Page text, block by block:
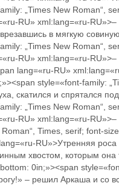
„Times New Roman“,
RU» xml:lang=«ru-
в мягкую
„Times New Roman“,
RU» xml:lang=«ru-
lang=«ru-RU»
style=«font-family:
скатился и спрятался
„Times New Roman“,
RU» xml:lang=«ru-
Times, serif; font-
RU»>Утренняя
хвостом, которым
0in;»><span
– решил Аркаша и со